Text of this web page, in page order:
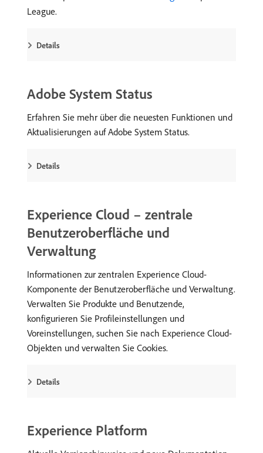
League.
Details
Adobe System Status
Erfahren Sie mehr über die neuesten Funktionen und
Aktualisierungen auf Adobe System Status.
Details
Experience Cloud – zentrale
Benutzeroberfläche und
Verwaltung
Informationen zur zentralen Experience Cloud-
Komponente der Benutzeroberfläche und Verwaltung.
Verwalten Sie Produkte und Benutzende,
konfigurieren Sie Profileinstellungen und
Voreinstellungen, suchen Sie nach Experience Cloud-
Objekten und verwalten Sie Cookies.
Details
Experience Platform